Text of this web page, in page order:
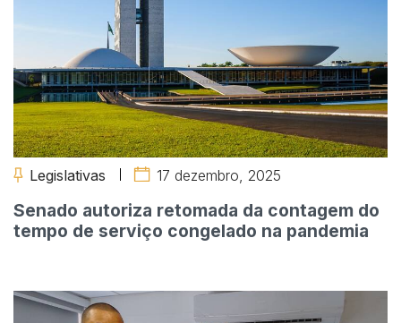
Legislativas 17 dezembro, 2025
Senado autoriza retomada da contagem do
tempo de serviço congelado na pandemia